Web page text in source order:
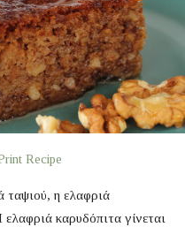
Recipe
ταψιού, η ελαφριά
καρυδόπιτα γίνεται